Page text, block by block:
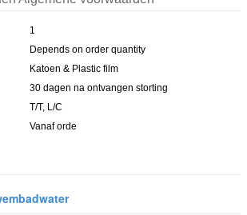
1
Depends on order quantity
Katoen & Plastic film
30 dagen na ontvangen storting
T/T, L/C
Vanaf orde